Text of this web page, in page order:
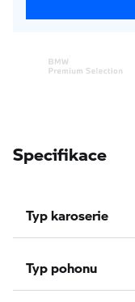
Specifikace
Typ karoserie
Typ pohonu